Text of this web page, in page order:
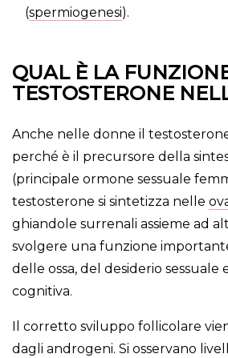
(spermiogenesi).
QUAL È LA
TESTOSTERONE
Anche nelle donne il
perché è il precursore della
(principale ormone sessuale
testosterone si sintetizza nelle
ghiandole surrenali assieme ad
svolgere una funzione
delle ossa, del desiderio sessuale
cognitiva.
Il corretto sviluppo follicolare
dagli androgeni. Si osservano